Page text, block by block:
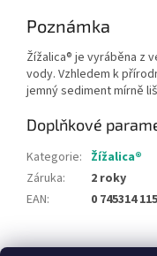
Poznámka
Žížalica® je vyráběna z
vody. Vzhledem k
jemný sediment mírně
Doplňkové
Kategorie: Žížalica®
Záruka:
2 roky
EAN: 0 745314
Z